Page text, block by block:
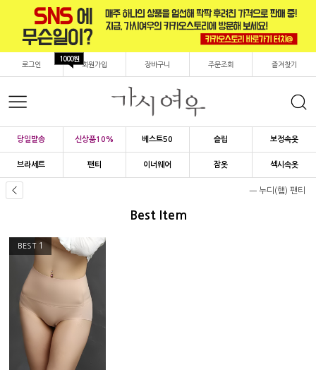
로그인 회원가입
1000원
장바구니 주문조회 즐겨찾기
당일발송 신상품10% 베스트50 슬립 보정속옷
브라세트 팬티 이너웨어 잠옷 섹시속옷
ㅡ 누디(햄) 팬티
Best Item
BEST 1